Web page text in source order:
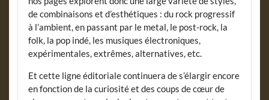
de combinaisons et d’esthétiques : du rock progressif
à l’ambient, en passant par le metal, le post-rock, la
folk, la pop indé, les musiques électroniques,
expérimentales, extrêmes, alternatives, etc.
Et cette ligne éditoriale continuera de s’élargir encore
en fonction de la curiosité et des coups de cœur de